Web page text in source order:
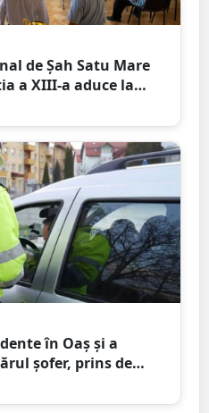
de Șah Satu Mare
a XIII-a aduce la
și șahiști din
în Oaș și a
șofer, prins de
grave ale